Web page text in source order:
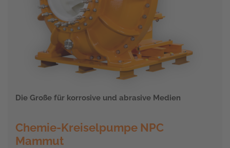
Die Große für korrosive und abrasive Medien
Chemie-Kreiselpumpe NPC
Mammut